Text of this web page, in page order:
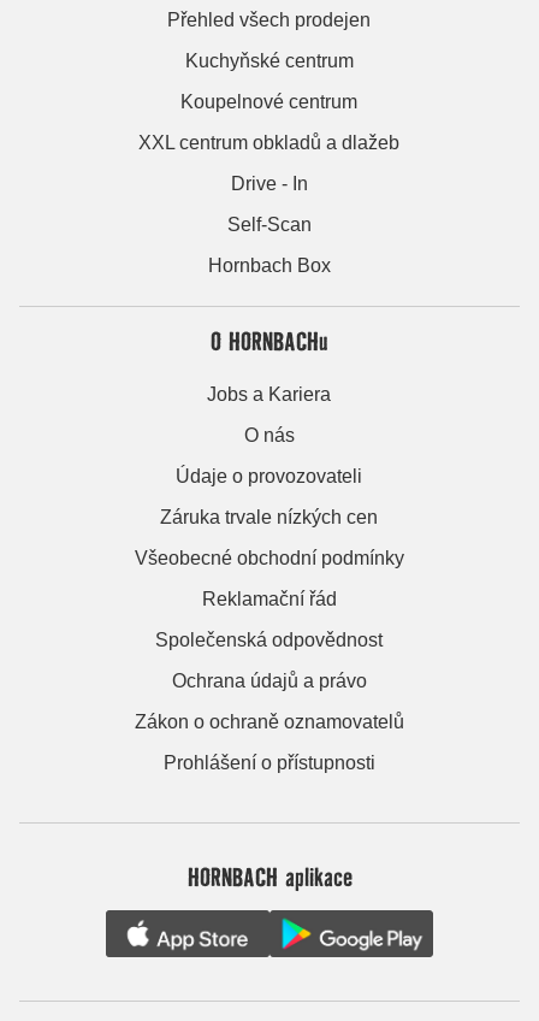
Přehled všech prodejen
Kuchyňské centrum
Koupelnové centrum
XXL centrum obkladů a dlažeb
Drive - In
Self-Scan
Hornbach Box
O HORNBACHu
Jobs a Kariera
O nás
Údaje o provozovateli
Záruka trvale nízkých cen
Všeobecné obchodní podmínky
Reklamační řád
Společenská odpovědnost
Ochrana údajů a právo
Zákon o ochraně oznamovatelů
Prohlášení o přístupnosti
HORNBACH aplikace